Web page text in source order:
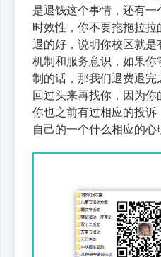
是退钱这个事情，还有
时效性，你不要拖拖拉
退的好，说明你校区就
机制和服务意识，如果
制的话，那我们退费退完
回过头来再找你，因为
你也之前有过相应的投诉
自己的一个什么相应的心